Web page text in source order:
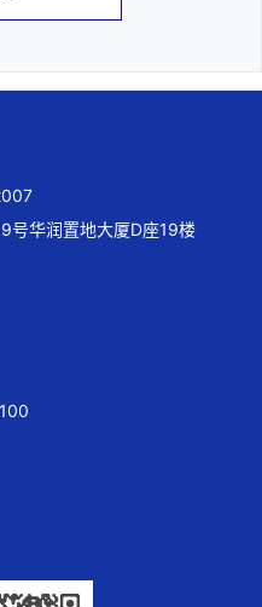
号华润置地大厦D座19楼